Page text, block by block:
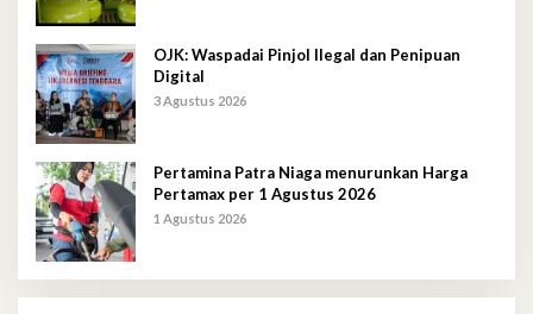
OJK: Waspadai Pinjol Ilegal dan Penipuan
Digital
3 Agustus 2026
Pertamina Patra Niaga menurunkan Harga
Pertamax per 1 Agustus 2026
1 Agustus 2026